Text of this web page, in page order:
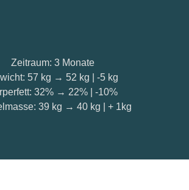
Zeitraum: 3 Monate
57 kg → 52 kg | -5 kg
32% → 22% | -10%
39 kg → 40 kg | + 1kg